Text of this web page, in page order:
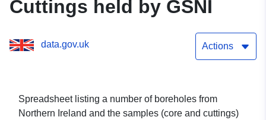
Cuttings held by GSNI
data.gov.uk Actions
Spreadsheet listing a number of boreholes from
Northern Ireland and the samples (core and cuttings)